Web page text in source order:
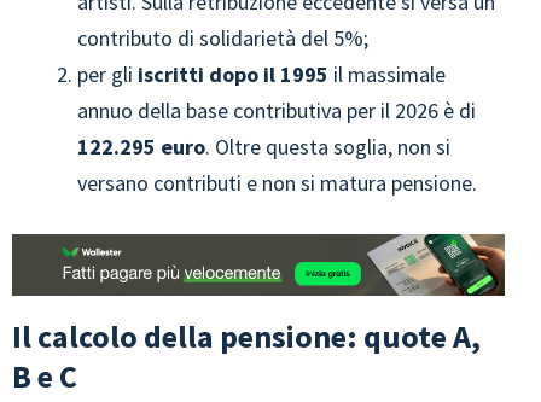
contributo di solidarietà del 5%;
per gli iscritti dopo il 1995 il massimale
annuo della base contributiva per il 2026 è di
122.295 euro. Oltre questa soglia, non si
versano contributi e non si matura pensione.
Il calcolo della pensione: quote A,
B e C